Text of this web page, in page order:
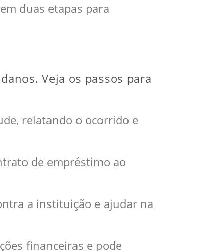
duas etapas para
Veja os passos para
relatando o ocorrido e
de empréstimo ao
a instituição e ajudar na
financeiras e pode